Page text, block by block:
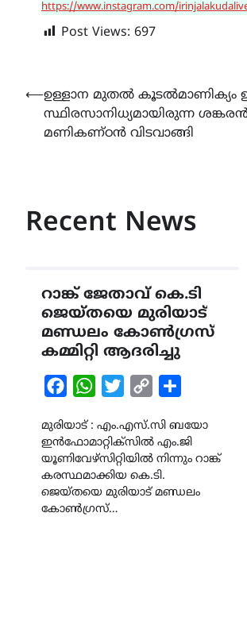
https://www.instagram.com/
Post Views: 697
Post
navigation
⟵ഉള്ളാന മുതൽ കൂടൽമാണിക്യം
സ്ഥിരസാനിധ്യമായിരുന്ന
മണികണ്ഠൻ വിടവാങ്ങി
Recent News
റാങ്ക് ജേതാവ് കെ.ടി
ജെയ്തയെ മുരിയാട്
മണ്ഡലം കോൺഗ്രസ്
കമ്മിറ്റി ആദരിച്ചു
FacebookWhatsAppTwitterCopy
മുരിയാട് : എം.എസ്.സി ബയോ
ഇൻഫോമാറ്റിക്സിൽ എം.ജി
യൂണിവേഴ്സിറ്റിയിൽ നിന്നും റാങ്ക്
കരസ്ഥമാക്കിയ കെ.ടി.
ജെയ്തയെ മുരിയാട് മണ്ഡലം
കോൺഗ്രസ്…